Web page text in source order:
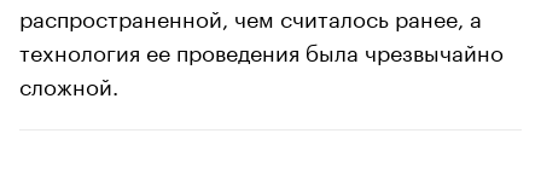
распространенной, чем считалось ранее, а
технология ее проведения была чрезвычайно
сложной.